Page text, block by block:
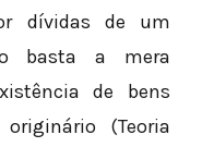
dívidas de um
basta a mera
de bens
(Teoria